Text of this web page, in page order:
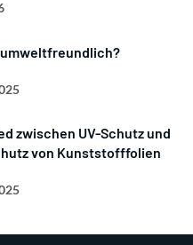
umweltfreundlich?
zwischen UV-Schutz und
von Kunststofffolien